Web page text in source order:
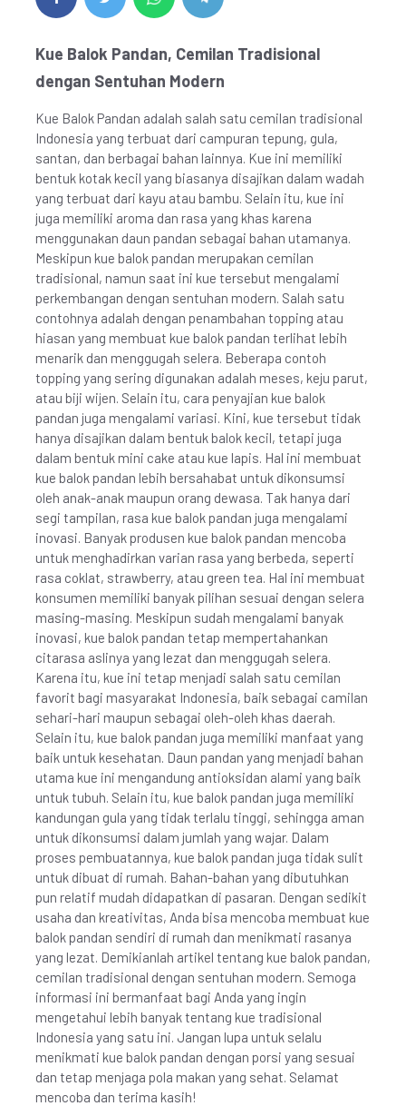
Kue Balok Pandan, Cemilan Tradisional
dengan Sentuhan Modern
Kue Balok Pandan adalah salah satu cemilan tradisional
Indonesia yang terbuat dari campuran tepung, gula,
santan, dan berbagai bahan lainnya. Kue ini memiliki
bentuk kotak kecil yang biasanya disajikan dalam wadah
yang terbuat dari kayu atau bambu. Selain itu, kue ini
juga memiliki aroma dan rasa yang khas karena
menggunakan daun pandan sebagai bahan utamanya.
Meskipun kue balok pandan merupakan cemilan
tradisional, namun saat ini kue tersebut mengalami
perkembangan dengan sentuhan modern. Salah satu
contohnya adalah dengan penambahan topping atau
hiasan yang membuat kue balok pandan terlihat lebih
menarik dan menggugah selera. Beberapa contoh
topping yang sering digunakan adalah meses, keju parut,
atau biji wijen. Selain itu, cara penyajian kue balok
pandan juga mengalami variasi. Kini, kue tersebut tidak
hanya disajikan dalam bentuk balok kecil, tetapi juga
dalam bentuk mini cake atau kue lapis. Hal ini membuat
kue balok pandan lebih bersahabat untuk dikonsumsi
oleh anak-anak maupun orang dewasa. Tak hanya dari
segi tampilan, rasa kue balok pandan juga mengalami
inovasi. Banyak produsen kue balok pandan mencoba
untuk menghadirkan varian rasa yang berbeda, seperti
rasa coklat, strawberry, atau green tea. Hal ini membuat
konsumen memiliki banyak pilihan sesuai dengan selera
masing-masing. Meskipun sudah mengalami banyak
inovasi, kue balok pandan tetap mempertahankan
citarasa aslinya yang lezat dan menggugah selera.
Karena itu, kue ini tetap menjadi salah satu cemilan
favorit bagi masyarakat Indonesia, baik sebagai camilan
sehari-hari maupun sebagai oleh-oleh khas daerah.
Selain itu, kue balok pandan juga memiliki manfaat yang
baik untuk kesehatan. Daun pandan yang menjadi bahan
utama kue ini mengandung antioksidan alami yang baik
untuk tubuh. Selain itu, kue balok pandan juga memiliki
kandungan gula yang tidak terlalu tinggi, sehingga aman
untuk dikonsumsi dalam jumlah yang wajar. Dalam
proses pembuatannya, kue balok pandan juga tidak sulit
untuk dibuat di rumah. Bahan-bahan yang dibutuhkan
pun relatif mudah didapatkan di pasaran. Dengan sedikit
usaha dan kreativitas, Anda bisa mencoba membuat kue
balok pandan sendiri di rumah dan menikmati rasanya
yang lezat. Demikianlah artikel tentang kue balok pandan,
cemilan tradisional dengan sentuhan modern. Semoga
informasi ini bermanfaat bagi Anda yang ingin
mengetahui lebih banyak tentang kue tradisional
Indonesia yang satu ini. Jangan lupa untuk selalu
menikmati kue balok pandan dengan porsi yang sesuai
dan tetap menjaga pola makan yang sehat. Selamat
mencoba dan terima kasih!